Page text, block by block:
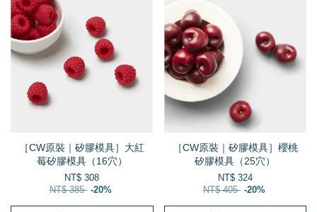
［CW原裝｜矽膠模具］大紅
莓矽膠模具（16穴）
NT$ 308
NT$ 385 -20%
［CW原裝｜矽膠模具］櫻桃
矽膠模具（25穴）
NT$ 324
NT$ 405 -20%